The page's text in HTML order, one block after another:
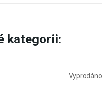
kategorii:
Vyprodáno